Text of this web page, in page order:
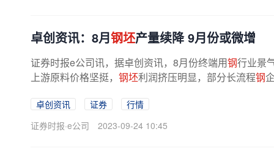
卓创资讯：8月钢坯产量续降 9月份或微增
证券时报e公司讯，据卓创资讯，8月份终端用钢行业景
上游原料价格坚挺， 钢坯利润挤压明显，部分长流程钢
卓创资讯 证券
行情
证券时报·e公司
2023-09-24 10:45